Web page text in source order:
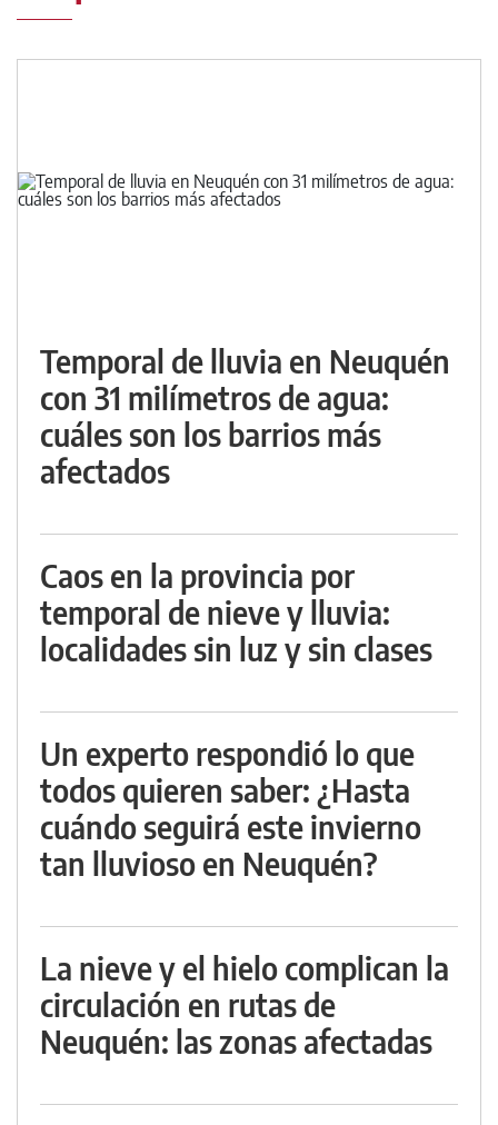
Temporal de lluvia en Neuquén
con 31 milímetros de agua:
cuáles son los barrios más
afectados
Caos en la provincia por
temporal de nieve y lluvia:
localidades sin luz y sin clases
Un experto respondió lo que
todos quieren saber: ¿Hasta
cuándo seguirá este invierno
tan lluvioso en Neuquén?
La nieve y el hielo complican la
circulación en rutas de
Neuquén: las zonas afectadas